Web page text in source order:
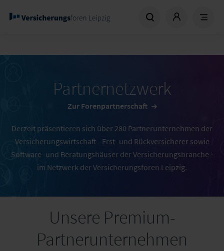
Partnernetzwerk
Zur Forenpartnerschaft
Derzeit präsentieren sich über 280 Partnerunternehmen der
Versicherungswirtschaft - Erst- und Rückversicherer sowie
Software- und Beratungshäuser der Versicherungsbranche -
im Netzwerk der Versicherungsforen Leipzig.
Unsere Premium-
Partnerunternehmen